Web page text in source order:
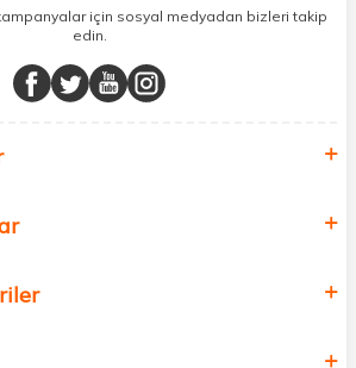
deneyiminizi en iyi hale getiriyoruz.
için aradığınız her şey burada!
katmak için bize katılın!
için sosyal medyadan bizleri takip
edin.